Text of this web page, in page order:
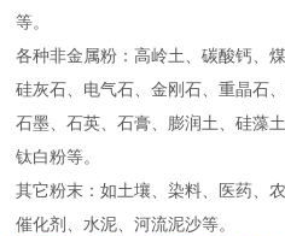
等。
各种非金属粉：高岭土、碳酸钙、
硅灰石、电气石、金刚石、重晶石
石墨、石英、石膏、膨润土、硅藻
钛白粉等。
其它粉末：如土壤、染料、医药、
催化剂、水泥、河流泥沙等。